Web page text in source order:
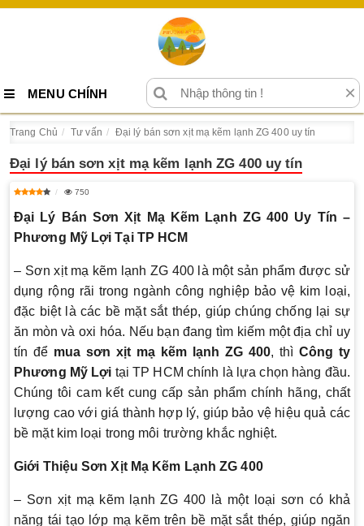
MENU CHÍNH ×
Trang Chủ Tư vấn Đại lý bán sơn xịt mạ kẽm lạnh ZG 400 uy tín
Đại lý bán sơn xịt mạ kẽm lạnh ZG 400 uy tín
750
Đại Lý Bán Sơn Xịt Mạ Kẽm Lạnh ZG 400 Uy Tín –
Phương Mỹ Lợi Tại TP HCM
– Sơn xịt mạ kẽm lạnh ZG 400 là một sản phẩm được sử
dụng rộng rãi trong ngành công nghiệp bảo vệ kim loại,
đặc biệt là các bề mặt sắt thép, giúp chúng chống lại sự
ăn mòn và oxi hóa. Nếu bạn đang tìm kiếm một địa chỉ uy
tín để mua sơn xịt mạ kẽm lạnh ZG 400, thì Công ty
Phương Mỹ Lợi tại TP HCM chính là lựa chọn hàng đầu.
Chúng tôi cam kết cung cấp sản phẩm chính hãng, chất
lượng cao với giá thành hợp lý, giúp bảo vệ hiệu quả các
bề mặt kim loại trong môi trường khắc nghiệt.
Giới Thiệu Sơn Xịt Mạ Kẽm Lạnh ZG 400
– Sơn xịt mạ kẽm lạnh ZG 400 là một loại sơn có khả
năng tái tạo lớp mạ kẽm trên bề mặt sắt thép, giúp ngăn